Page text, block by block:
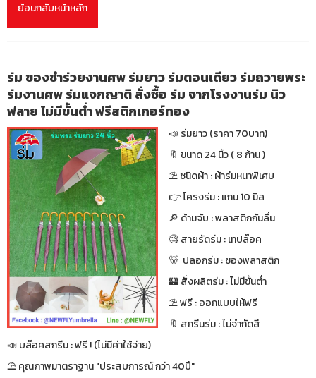
ย้อนกลับหน้าหลัก
ร่ม ของชำร่วยงานศพ ร่มยาว ร่มตอนเดียว ร่มถวายพระ
ร่มงานศพ ร่มแจกญาติ สั่งซื้อ ร่ม จากโรงงานร่ม นิว
ฟลาย ไม่มีขั้นต่ำ ฟรีสติกเกอร์ทอง
📣 ร่มยาว (ราคา 70บาท)
🔖 ขนาด 24 นิ้ว ( 8 ก้าน )
⛱ ชนิดผ้า : ผ้าร่มหนาพิเศษ
👉 โครงร่ม : แกน 10 มิล
🔎 ด้ามจับ : พลาสติกกันลื่น
🧐 สายรัดร่ม : เทปล๊อค
🐻 ปลอกร่ม : ซองพลาสติก
🏰 สั่งผลิตร่ม : ไม่มีขั้นต่ำ
⛱ ฟรี : ออกแบบให้ฟรี
🔖 สกรีนร่ม : ไม่จำกัดสี
📣 บล๊อคสกรีน : ฟรี ! (ไม่มีค่าใช้จ่าย)
⛱ คุณภาพมาตราฐาน "ประสบการณ์ กว่า 40ปี"